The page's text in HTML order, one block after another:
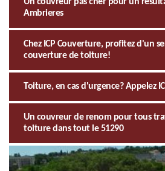
Ambrieres
Chez ICP Couverture, profitez d'un
couverture de toiture!
Toiture, en cas d'urgence? Appelez
Un couvreur de renom pour tous
toiture dans tout le 51290